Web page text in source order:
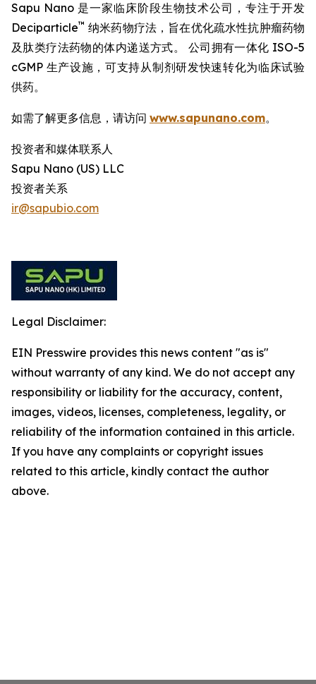
Sapu Nano 是一家临床阶段生物技术公司，专注于开发
Deciparticle™ 纳米药物疗法，旨在优化疏水性抗肿瘤药物
及肽类疗法药物的体内递送方式。 公司拥有一体化 ISO-5
cGMP 生产设施，可支持从制剂研发快速转化为临床试验
供药。
如需了解更多信息，请访问 www.sapunano.com。
投资者和媒体联系人
Sapu Nano (US) LLC
投资者关系
ir@sapubio.com
Legal Disclaimer:
EIN Presswire provides this news content "as is"
without warranty of any kind. We do not accept any
responsibility or liability for the accuracy, content,
images, videos, licenses, completeness, legality, or
reliability of the information contained in this article.
If you have any complaints or copyright issues
related to this article, kindly contact the author
above.